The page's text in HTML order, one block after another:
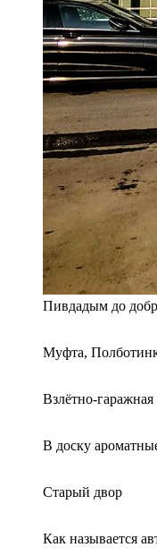
Пивдадым до
Муфта,
Взлётно-гаражная
В доску
Старый двор
Как называется